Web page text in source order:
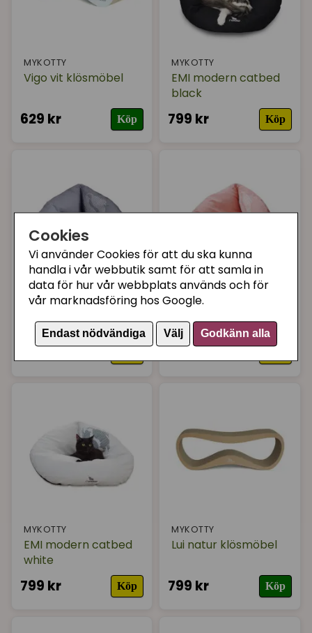
Cookies
Vi använder Cookies för att du ska kunna
handla i vår webbutik samt för att samla in
data för hur vår webbplats används och för
vår marknadsföring hos Google.
Endast nödvändiga Välj Godkänn alla
MYKOTTY
Vigo vit klösmöbel
629 kr Köp
MYKOTTY
EMI modern catbed
black
799 kr Köp
MYKOTTY
EMI modern catbed
grå
799 kr
MYKOTTY
EMI modern catbed
rose
799 kr
MYKOTTY
EMI modern catbed
white
799 kr Köp
MYKOTTY
Lui natur klösmöbel
799 kr Köp